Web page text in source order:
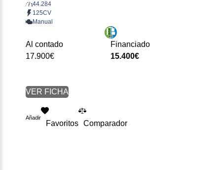
44.284
125CV
Manual
Al contado
17.900€
Financiado
15.400€
VER FICHA
Añadir
Favoritos Comparador